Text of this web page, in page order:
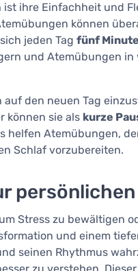
ihre Einfachheit und
können
jeden Tag fünf
und Atemübungen in
den neuen Tag
können sie als kurze
helfen Atemübungen,
Schlaf vorzubereiten.
Stress zu bewältigen
und einem
seinen Rhythmus